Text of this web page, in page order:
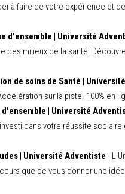
à faire de votre expérience et
d'ensemble | Université
des milieux de la santé.
de soins de Santé |
sur la piste. 100% en
d'ensemble | Université
dans votre réussite
| Université Adventiste -
que de vous donner une